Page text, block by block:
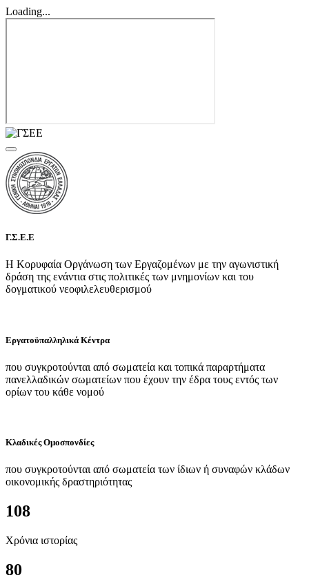
Loading...
Γ.Σ.Ε.Ε
Η Κορυφαία Οργάνωση των Εργαζομένων με την αγωνιστική
δράση της ενάντια στις πολιτικές των μνημονίων και του
δογματικού νεοφιλελευθερισμού
Εργατοϋπαλληλικά Κέντρα
που συγκροτούνται από σωματεία και τοπικά παραρτήματα
πανελλαδικών σωματείων που έχουν την έδρα τους εντός των
ορίων του κάθε νομού
Κλαδικές Ομοσπονδίες
που συγκροτούνται από σωματεία των ίδιων ή συναφών κλάδων
οικονομικής δραστηριότητας
108
Χρόνια ιστορίας
80